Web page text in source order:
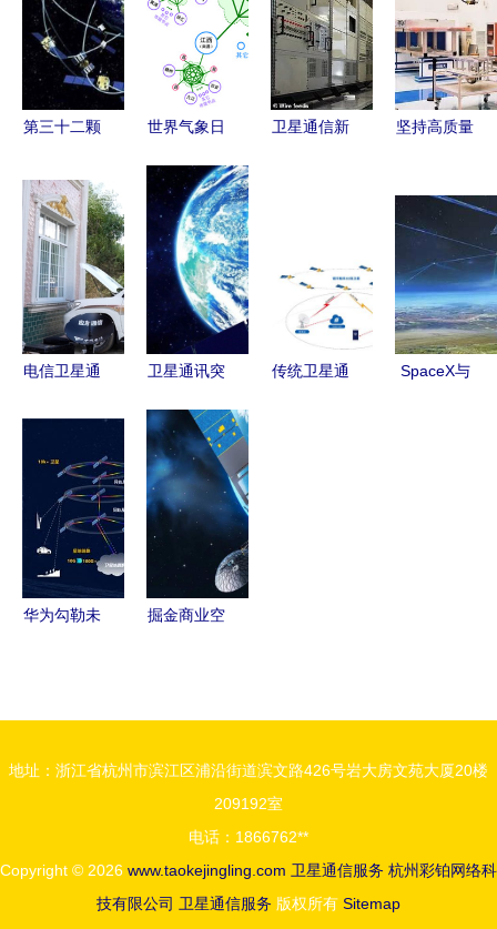
第三十二颗
射后的北斗
系统 水平
与GPS对比
分析及卫星
通信服务
世界气象日
的气象信息
化指挥中心
的核心要素
是什么？
卫星通信新
坚持高质量
质效滨城
见证滨城奋
进新征程
喜迎市第十
二次党代会
系列报道之
电信卫星通
的“空中生
命线”
卫星通讯突
iPhone 14
即将迎来通
信新时代
传统卫星通
SpaceX与
华为勾勒未
星际光互联
掘金商业空
地址：浙江省杭州市滨江区浦沿街道滨文路426号岩大房文苑大厦20楼
209192室
电话：1866762**
Copyright © 2026 www.taokejingling.com 卫星通信服务 杭州彩铂网络科
技有限公司 卫星通信服务 版权所有 Sitemap